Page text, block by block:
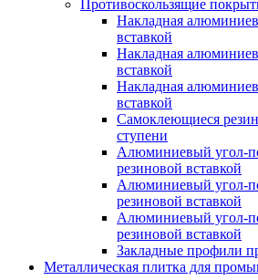
Противоскользящие
Накладная
вставкой
Накладная
вставкой
Накладная
вставкой
Самоклеющиеся
ступени
Алюминиевый угол-
резиновой вставкой
Алюминиевый угол-
резиновой вставкой
Алюминиевый угол-
резиновой вставкой
Закладные профили
Металлическая плитка для